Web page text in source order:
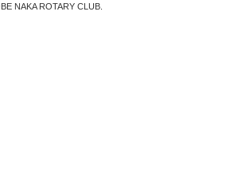
NAKA ROTARY CLUB.